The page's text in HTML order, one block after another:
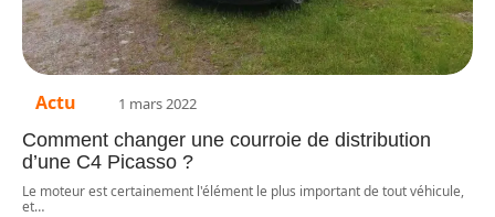
Actu 1 mars 2022
Comment changer une courroie de distribution
d’une C4 Picasso ?
Le moteur est certainement l'élément le plus important de tout véhicule,
et…